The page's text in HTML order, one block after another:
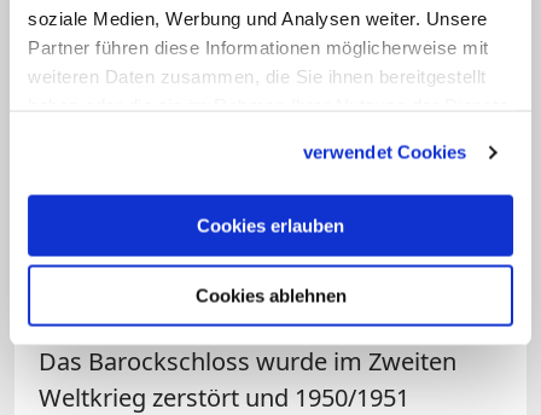
soziale Medien, Werbung und Analysen weiter. Unsere
Partner führen diese Informationen möglicherweise mit
weiteren Daten zusammen, die Sie ihnen bereitgestellt
verwendet Cookies
Cookies erlauben
Cookies ablehnen
gegeben, denn in dem Namen Jesu, zur
Ehre Gottes des Vaters. Dass in dem
derer Knie, die im Himmel und auf Erden
und unter der Erde sind."
Das Humboldt Forum wird nach
weitgehend historischem Vorbild am Ort
des früheren Berliner Schlosses errichtet.
Das Barockschloss wurde im Zweiten
Weltkrieg zerstört und 1950/1951